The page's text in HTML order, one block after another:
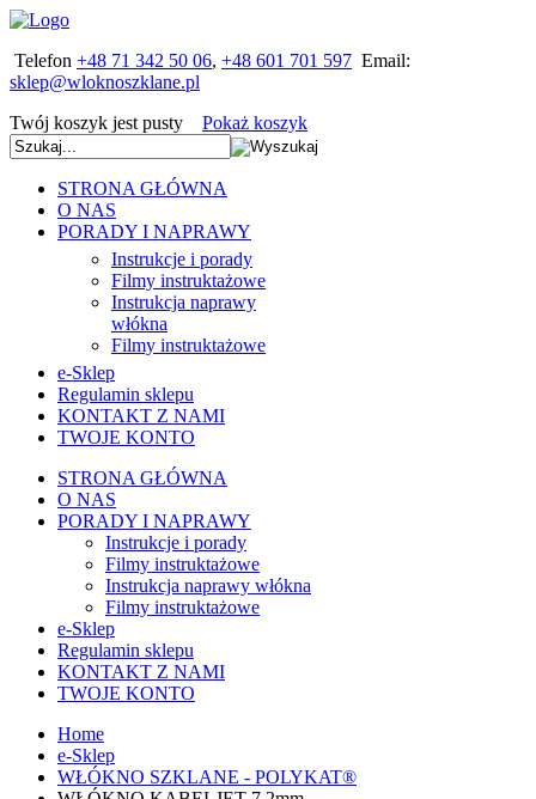
Telefon +48 71 342 50 06, +48 601 701 597 Email:
Twój koszyk jest pusty Pokaż koszyk
STRONA GŁÓWNA
O NAS
PORADY I NAPRAWY
Instrukcje i porady
Filmy instruktażowe
Instrukcja naprawy
włókna
Filmy instruktażowe
e-Sklep
Regulamin sklepu
KONTAKT Z NAMI
TWOJE KONTO
STRONA GŁÓWNA
O NAS
PORADY I NAPRAWY
Instrukcje i porady
Filmy instruktażowe
Instrukcja naprawy włókna
Filmy instruktażowe
e-Sklep
Regulamin sklepu
KONTAKT Z NAMI
TWOJE KONTO
Home
e-Sklep
WŁÓKNO SZKLANE - POLYKAT®